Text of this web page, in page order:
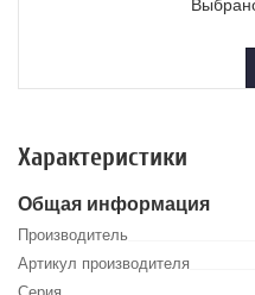
Характеристики
Общая информация
Производитель
Артикул производителя